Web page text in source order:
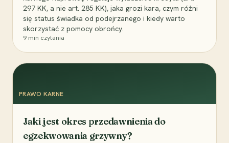
297 KK, a nie art. 285 KK), jaka grozi kara, czym różni
się status świadka od podejrzanego i kiedy warto
skorzystać z pomocy obrońcy.
9 min czytania
PRAWO KARNE
Jaki jest okres przedawnienia do
egzekwowania grzywny?